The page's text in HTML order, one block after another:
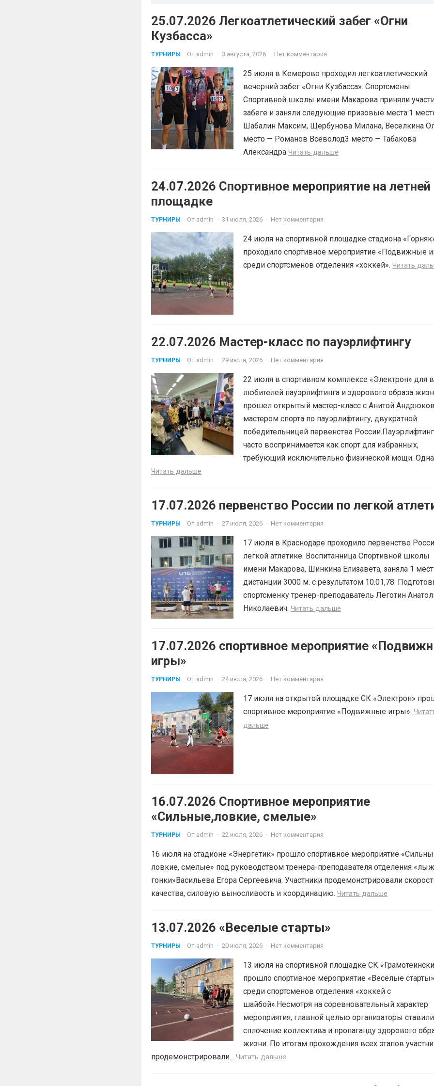
25.07.2026 Легкоатлетический забег «Огни
Кузбасса»
ТУРНИРЫ От admin · 3 августа, 2026 · Нет комментария
25 июля в Кемерово проходил легкоатлетический
вечерний забег «Огни Кузбасса». Спортсмены
Спортивной школы имени Макарова приняли
забеге и заняли следующие призовые места:1
Шабалин Максим, Щербунова Милана, Веселкина
место — Романов Всеволод3 место — Табакова
Александра Читать дальше
24.07.2026 Спортивное мероприятие на летней
площадке
ТУРНИРЫ От admin · 31 июля, 2026 · Нет комментария
24 июля на спортивной площадке стадиона
проходило спортивное мероприятие «Подвижные
среди спортсменов отделения «хоккей». Читать
22.07.2026 Мастер-класс по пауэрлифтингу
ТУРНИРЫ От admin · 29 июля, 2026 · Нет комментария
22 июля в спортивном комплексе «Электрон» для
любителей пауэрлифтинга и здорового образа
прошел открытый мастер-класс с Анитой
мастером спорта по пауэрлифтингу, двукратной
победительницей первенства России.Пауэрлифтинг
часто воспринимается как спорт для избранных,
требующий исключительно физической мощи.
Читать дальше
17.07.2026 первенство России по легкой
ТУРНИРЫ От admin · 27 июля, 2026 · Нет комментария
17 июля в Краснодаре проходило первенство
легкой атлетике. Воспитанница Спортивной школы
имени Макарова, Шинкина Елизавета, заняла 1
дистанции 3000 м. с результатом 10.01,78.
спортсменку тренер-преподаватель Леготин
Николаевич. Читать дальше
17.07.2026 спортивное мероприятие
игры»
ТУРНИРЫ От admin · 24 июля, 2026 · Нет комментария
17 июля на открытой площадке СК «Электрон»
спортивное мероприятие «Подвижные игры».
дальше
16.07.2026 Спортивное мероприятие
«Сильные,ловкие, смелые»
ТУРНИРЫ От admin · 22 июля, 2026 · Нет комментария
16 июля на стадионе «Энергетик» прошло спортивное мероприятие
ловкие, смелые» под руководством тренера-преподавателя отделения
гонки»Васильева Егора Сергеевича. Участники продемонстрировали
качества, силовую выносливость и координацию. Читать дальше
13.07.2026 «Веселые старты»
ТУРНИРЫ От admin · 20 июля, 2026 · Нет комментария
13 июля на спортивной площадке СК
прошло спортивное мероприятие «Веселые старты»
среди спортсменов отделения «хоккей с
шайбой».Несмотря на соревновательный характер
мероприятия, главной целью организаторы ставили
сплочение коллектива и пропаганду здорового
жизни. По итогам прохождения всех этапов
продемонстрировали... Читать дальше